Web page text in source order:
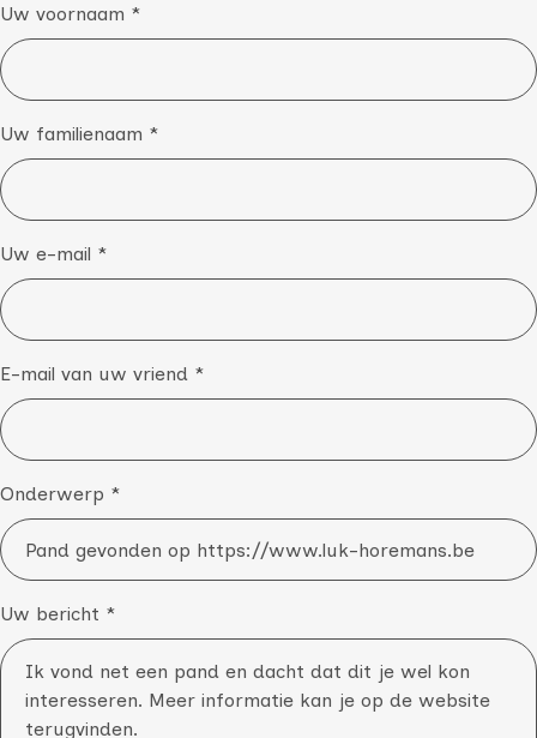
Uw voornaam *
Uw familienaam *
Uw e-mail *
E-mail van uw vriend *
Onderwerp *
Uw bericht *